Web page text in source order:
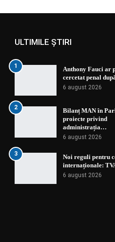
ULTIMILE ȘTIRI
1
Anthony Fauci ar
cercetat penal
6 august 2026
2
Bilanț MAN în
proiecte privind
administrația…
6 august 2026
3
Noi reguli pentru
internaționale:
6 august 2026